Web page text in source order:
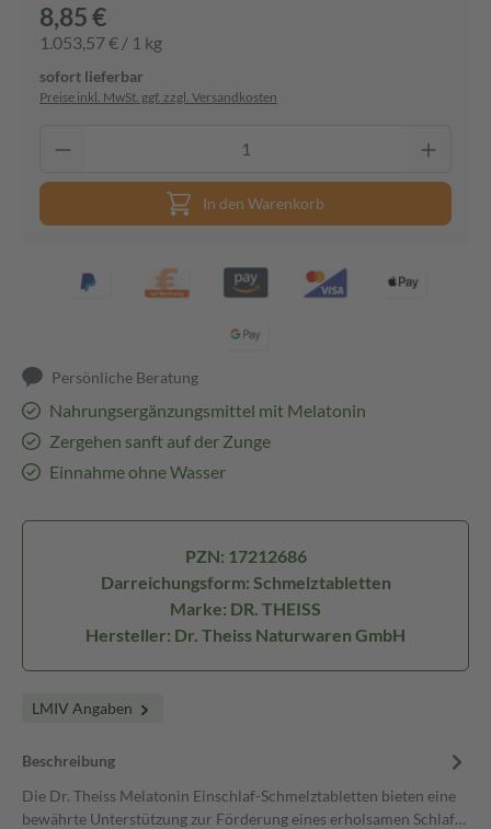
8,85 €
1.053,57 € / 1 kg
sofort lieferbar
Preise inkl. MwSt. ggf. zzgl. Versandkosten
In den Warenkorb
Persönliche Beratung
Nahrungsergänzungsmittel mit Melatonin
Zergehen sanft auf der Zunge
Einnahme ohne Wasser
PZN: 17212686
Darreichungsform: Schmelztabletten
Marke: DR. THEISS
Hersteller: Dr. Theiss Naturwaren GmbH
LMIV Angaben
Beschreibung
Die Dr. Theiss Melatonin Einschlaf-Schmelztabletten bieten eine
bewährte Unterstützung zur Förderung eines erholsamen Schlaf…